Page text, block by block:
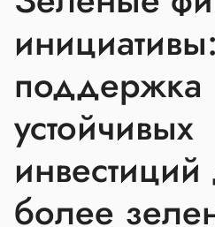
инициативы:
поддержка
устойчивых
более